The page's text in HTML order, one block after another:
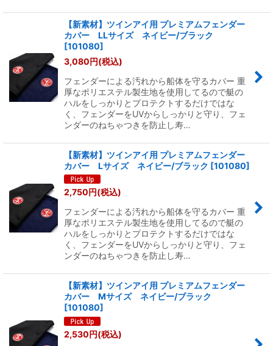
【新素材】ツインアイ用 プレミアムフェンダー
カバー LLサイズ ネイビー/ブラック
[101080]
3,080円(税込)
フェンダーによる汚れから船体を守るカバー 重
厚なポリエステル製生地を使用してるので艇の
ハルをしっかりとプロテクトするだけではな
く、フェンダーをUVからしっかりと守り、フェ
ンダーのねちゃつきを防止し寿…
【新素材】ツインアイ用 プレミアムフェンダー
カバー Lサイズ ネイビー/ブラック [101080]
2,750円(税込)
フェンダーによる汚れから船体を守るカバー 重
厚なポリエステル製生地を使用してるので艇の
ハルをしっかりとプロテクトするだけではな
く、フェンダーをUVからしっかりと守り、フェ
ンダーのねちゃつきを防止し寿…
【新素材】ツインアイ用 プレミアムフェンダー
カバー Mサイズ ネイビー/ブラック
[101080]
2,530円(税込)